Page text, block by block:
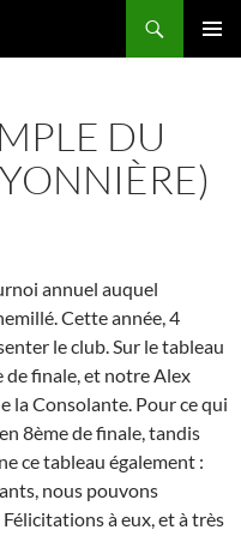
DU
annuel auquel
Cette année, 4
le club. Sur le tableau
de finale, et notre Alex
la Consolante. Pour ce qui
8ème de finale, tandis
ce tableau également :
nous pouvons
à eux, et à très